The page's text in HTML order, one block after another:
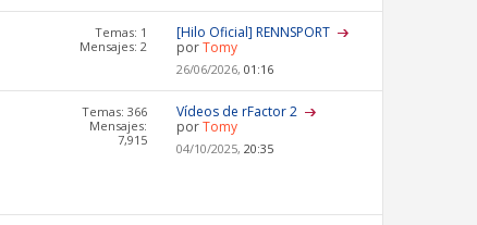
Temas: 1
Mensajes: 2
[Hilo Oficial] RENNSPORT
porTomy
26/06/2026,01:16
Temas: 366
Mensajes:
7,915
Vídeos de rFactor 2
porTomy
04/10/2025,20:35